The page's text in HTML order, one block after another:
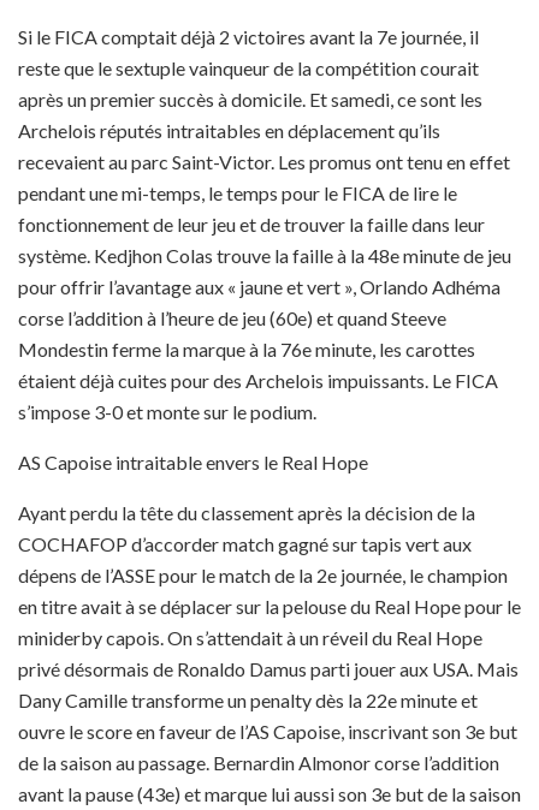
Si le FICA comptait déjà 2 victoires avant la 7e journée, il
reste que le sextuple vainqueur de la compétition courait
après un premier succès à domicile. Et samedi, ce sont les
Archelois réputés intraitables en déplacement qu’ils
recevaient au parc Saint-Victor. Les promus ont tenu en effet
pendant une mi-temps, le temps pour le FICA de lire le
fonctionnement de leur jeu et de trouver la faille dans leur
système. Kedjhon Colas trouve la faille à la 48e minute de jeu
pour offrir l’avantage aux « jaune et vert », Orlando Adhéma
corse l’addition à l’heure de jeu (60e) et quand Steeve
Mondestin ferme la marque à la 76e minute, les carottes
étaient déjà cuites pour des Archelois impuissants. Le FICA
s’impose 3-0 et monte sur le podium.
AS Capoise intraitable envers le Real Hope
Ayant perdu la tête du classement après la décision de la
COCHAFOP d’accorder match gagné sur tapis vert aux
dépens de l’ASSE pour le match de la 2e journée, le champion
en titre avait à se déplacer sur la pelouse du Real Hope pour le
miniderby capois. On s’attendait à un réveil du Real Hope
privé désormais de Ronaldo Damus parti jouer aux USA. Mais
Dany Camille transforme un penalty dès la 22e minute et
ouvre le score en faveur de l’AS Capoise, inscrivant son 3e but
de la saison au passage. Bernardin Almonor corse l’addition
avant la pause (43e) et marque lui aussi son 3e but de la saison